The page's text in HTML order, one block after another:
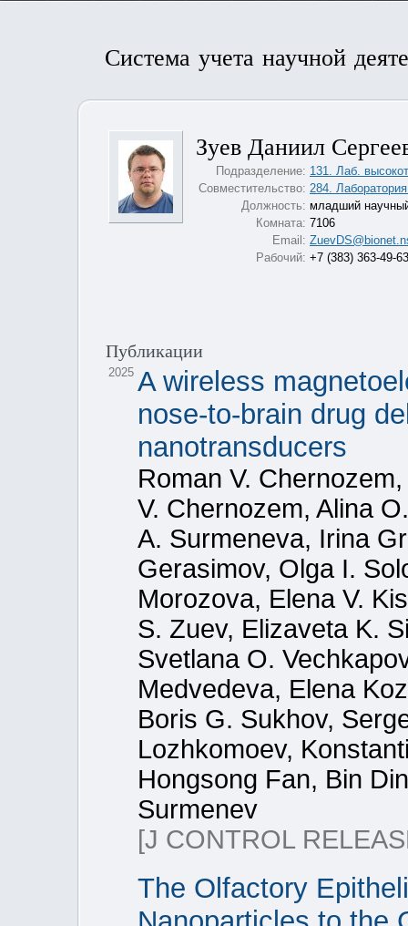
Система учета научной
Зуев Даниил
Подразделение: 131. Лаб.
Совместительство: 284.
Должность: младший
Комната: 7106
Email:
Рабочий: +7 (383) 363-49-
Публикации
2025 A wireless
nose-to-brain drug
nanotransducers
Roman V.
V. Chernozem, Alina
A. Surmeneva, Irina
Gerasimov, Olga I.
Morozova, Elena V.
S. Zuev, Elizaveta K.
Svetlana O.
Medvedeva, Elena
Boris G. Sukhov,
Lozhkomoev,
Hongsong Fan, Bin
Surmenev
[J CONTROL
The Olfactory